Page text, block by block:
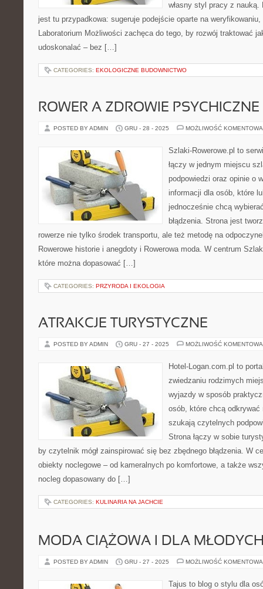
własny styl pracy z nauką.
jest tu przypadkowa: sugeruje podejście oparte na
Laboratorium Możliwości zachęca do tego, by rozwój traktować
udoskonalać – bez […]
CATEGORIES: EKOLOGICZNE BUDOWNICTWO
ROWER A ZDROWIE PSYCHICZNE
POSTED BY ADMIN GRU - 28 - 2025 MOŻLIWOŚĆ
Szlaki-Rowerowe.pl to
łączy w jednym miejscu
podpowiedzi oraz opinie o
informacji dla osób, które
jednocześnie chcą
błądzenia. Strona jest
rowerze nie tylko środek transportu, ale też metodę na
Rowerowe historie i anegdoty i Rowerowa moda. W centrum
które można dopasować […]
CATEGORIES: PRZYRODA I EKOLOGIA
ATRAKCJE TURYSTYCZNE
POSTED BY ADMIN GRU - 27 - 2025 MOŻLIWOŚĆ
Hotel-Logan.com.pl to
zwiedzaniu rodzimych
wyjazdy w sposób
osób, które chcą odkrywać
szukają czytelnych
Strona łączy w sobie
by czytelnik mógł zainspirować się bez zbędnego błądzenia. W
obiekty noclegowe – od kameralnych po komfortowe, a także
nocleg dopasowany do […]
CATEGORIES: KULINARIA NA JACHCIE
MODA CIĄŻOWA I DLA
POSTED BY ADMIN GRU - 27 - 2025 MOŻLIWOŚĆ
Tajus to blog o stylu dla